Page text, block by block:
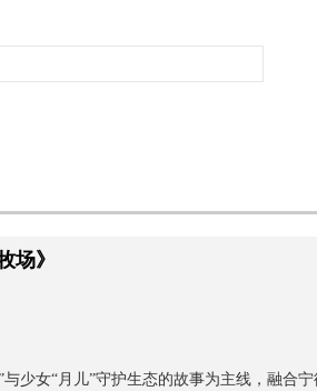
场》
与少女“月儿”守护生态的故事为主线，融合